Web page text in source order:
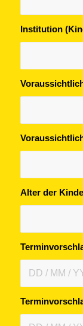
Institution
Alter der